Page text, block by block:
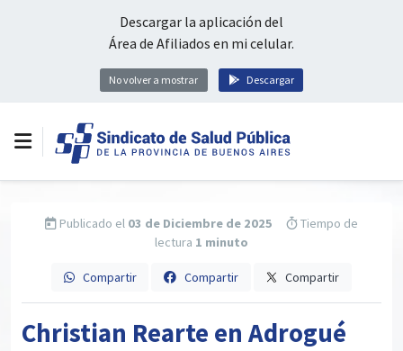
Descargar la aplicación del
Área de Afiliados en mi celular.
No volver a mostrar Descargar
Publicado el 03 de Diciembre de 2025
Tiempo de
lectura 1 minuto
Compartir Compartir Compartir
Christian Rearte en Adrogué